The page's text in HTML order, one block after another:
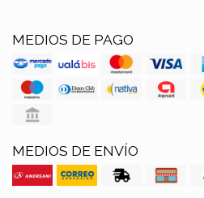
MEDIOS DE PAGO
MEDIOS DE ENVÍO